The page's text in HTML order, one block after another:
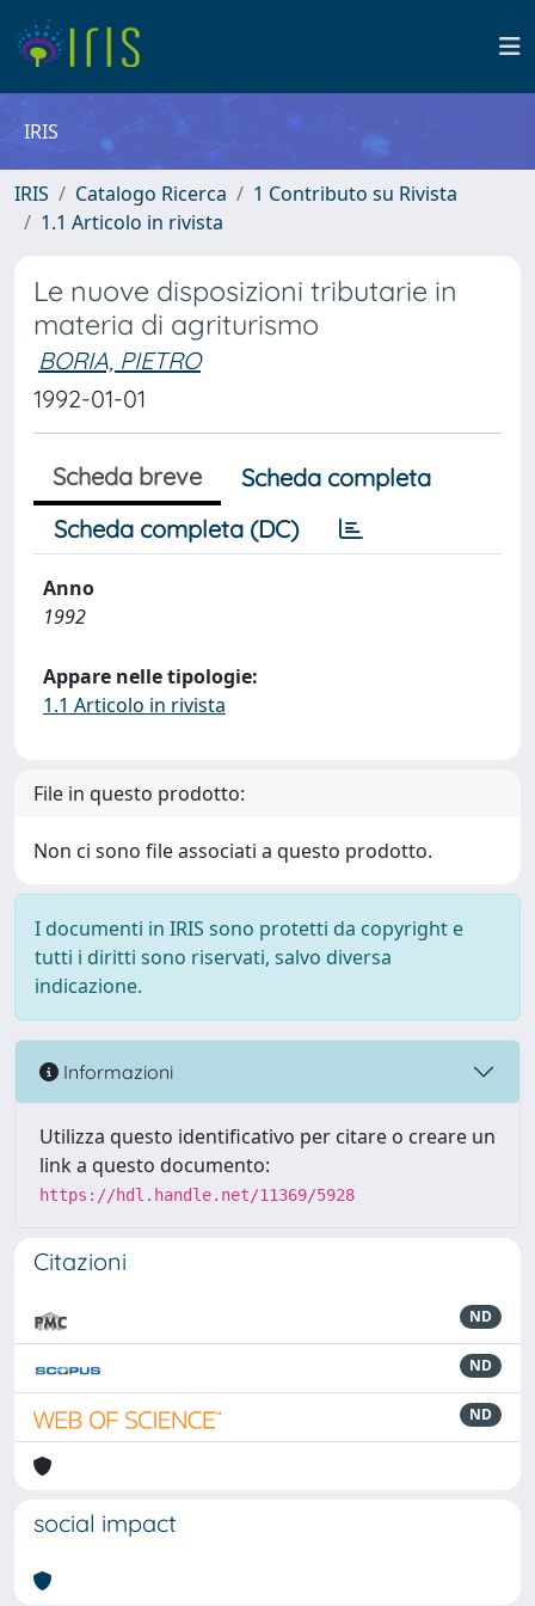
IRIS
IRIS Catalogo Ricerca
1 Contributo su Rivista
1.1 Articolo in rivista
Le nuove disposizioni tributarie in
materia di agriturismo
BORIA, PIETRO
1992-01-01
Scheda breve
Scheda completa
Scheda completa (DC)
Anno
1992
Appare nelle tipologie:
1.1 Articolo in rivista
File in questo prodotto:
Non ci sono file associati a questo prodotto.
I documenti in IRIS sono protetti da copyright e
tutti i diritti sono riservati, salvo diversa
indicazione.
Informazioni
Utilizza questo identificativo per citare o creare un
link a questo documento:
https://hdl.handle.net/11369/5928
Citazioni
ND
ND
ND
social impact